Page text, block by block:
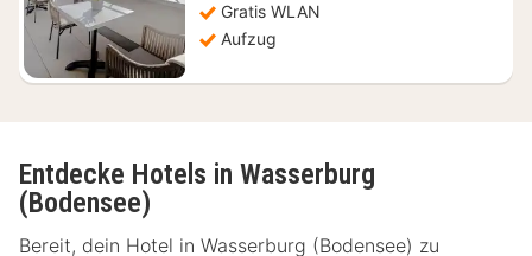
Gratis WLAN
Aufzug
Entdecke Hotels in Wasserburg
(Bodensee)
Bereit, dein Hotel in Wasserburg (Bodensee) zu